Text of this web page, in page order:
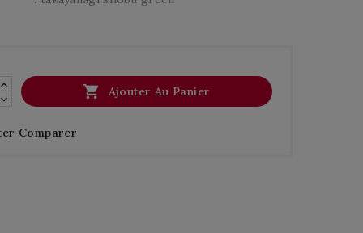
 Ajouter Au Panier
Comparer